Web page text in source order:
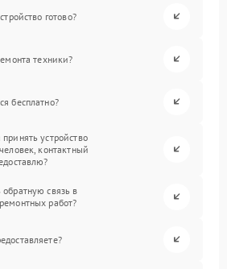
готово?
техники?
бесплатно?
устройство
контактный
связь в
работ?